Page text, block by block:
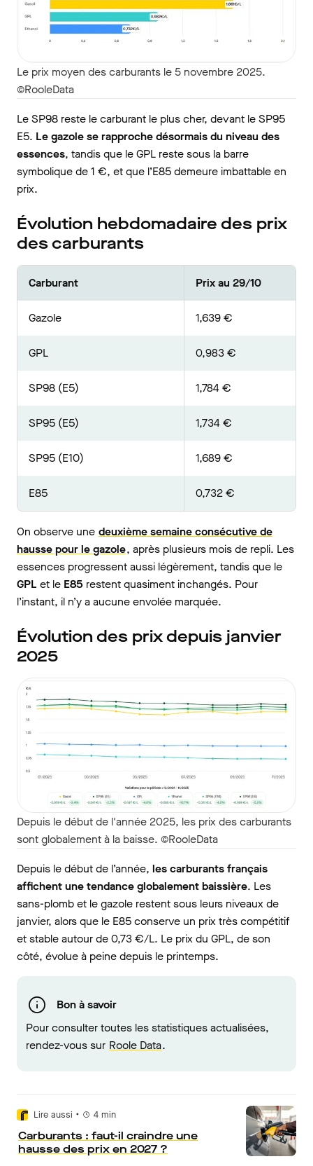
Le prix moyen des carburants le 5 novembre 2025.
©RooleData
Le SP98 reste le carburant le plus cher, devant le SP95
E5. Le gazole se rapproche désormais du niveau des
essences, tandis que le GPL reste sous la barre
symbolique de 1 €, et que l’E85 demeure imbattable en
prix.
Évolution hebdomadaire des prix
des carburants
Carburant Prix au 29/10
Gazole 1,639 €
GPL 0,983 €
SP98 (E5) 1,784 €
SP95 (E5) 1,734 €
SP95 (E10) 1,689 €
E85 0,732 €
On observe une deuxième semaine consécutive de
hausse pour legazole, après plusieurs mois de repli. Les
essences progressent aussi légèrement, tandis que le
GPL et le E85 restent quasiment inchangés. Pour
l’instant, il n’y a aucune envolée marquée.
Évolution des prix depuis janvier
2025
Depuis le début de l'année 2025, les prix des carburants
sont globalement à la baisse. ©RooleData
Depuis le début de l’année, les carburants français
affichent unetendance globalement baissière. Les
sans-plomb et le gazole restent sous leurs niveaux de
janvier, alors que le E85 conserve un prix très compétitif
et stable autour de 0,73 €/L. Le prix du GPL, de son
côté, évolue à peine depuis le printemps.
Bon à savoir
Pour consulter toutes les statistiques actualisées,
rendez-vous sur Roole Data.
Lire aussi • 4 min
Carburants : faut-il craindre une
hausse des prix en 2027 ?